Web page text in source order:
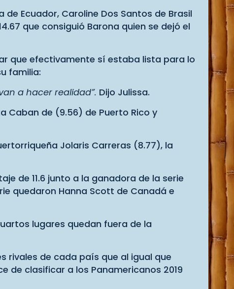
Ecuador, Caroline Dos Santos de Brasil
que consiguió Barona quien se dejó el
que efectivamente sí estaba lista para lo
familia:
a hacer realidad”. Dijo Julissa.
Caban de (9.56) de Puerto Rico y
Jolaris Carreras (8.77), la
de 11.6 junto a la ganadora de la serie
quedaron Hanna Scott de Canadá e
lugares quedan fuera de la
rivales de cada país que al igual que
de clasificar a los Panamericanos 2019